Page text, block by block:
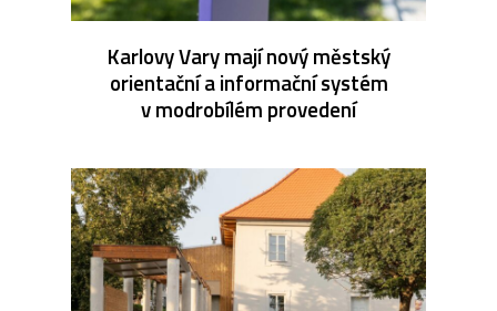
Karlovy Vary mají nový městský
orientační a informační systém
v modrobílém provedení